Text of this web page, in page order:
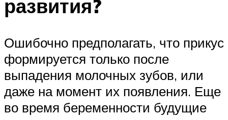
развития?
Ошибочно предполагать, что прикус
формируется только после
выпадения молочных зубов, или
даже на момент их появления. Еще
во время беременности будущие